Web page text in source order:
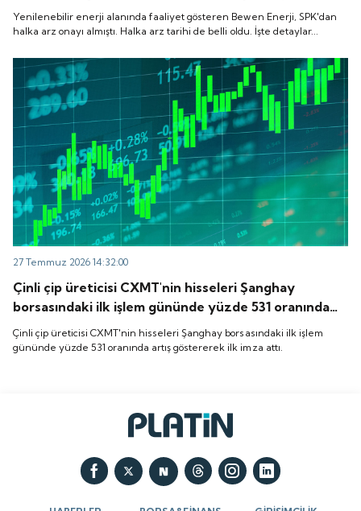
arz tarihi de belli oldu. İşte detaylar...
Yenilenebilir enerji alanında faaliyet gösteren Bewen Enerji, SPK'dan
halka arz onayı almıştı. Halka arz tarihi de belli oldu. İşte detaylar...
27 Temmuz 2026 14:32:00
Çinli çip üreticisi CXMT'nin hisseleri Şanghay
borsasındaki ilk işlem gününde yüzde 531 oranında
artış göstererek ilk imza attı.
Çinli çip üreticisi CXMT'nin hisseleri Şanghay borsasındaki ilk işlem
gününde yüzde 531 oranında artış göstererek ilk imza attı.